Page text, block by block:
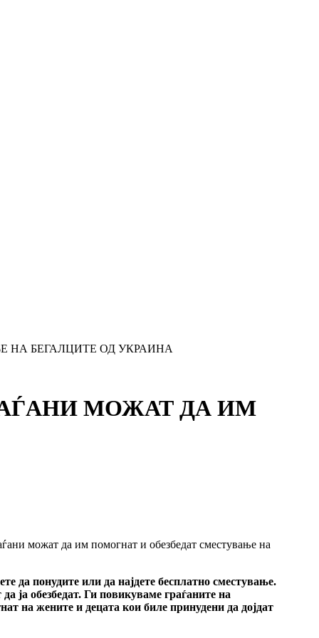
НА БЕГАЛЦИТЕ ОД УКРАИНА
ГРАЃАНИ МОЖАТ ДА ИМ
можат да им помогнат и обезбедат сместување на
да понудите или да најдете бесплатно сместување.
ја обезбедат. Ги повикуваме граѓаните на
на жените и децата кои биле принудени да дојдат